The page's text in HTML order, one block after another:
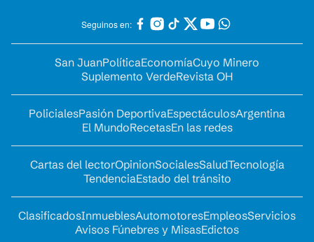
Seguinos en:
San JuanPolíticaEconomíaCuyo Minero
Suplemento VerdeRevista OH
PolicialesPasión DeportivaEspectáculosArgentina
El MundoRecetasEn las redes
Cartas del lectorOpinionSocialesSaludTecnología
TendenciaEstado del tránsito
ClasificadosInmueblesAutomotoresEmpleosServicios
Avisos Fúnebres y MisasEdictos